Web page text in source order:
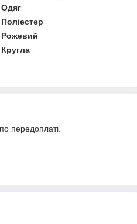
Одяг
Поліестер
Рожевий
Кругла
передоплаті.